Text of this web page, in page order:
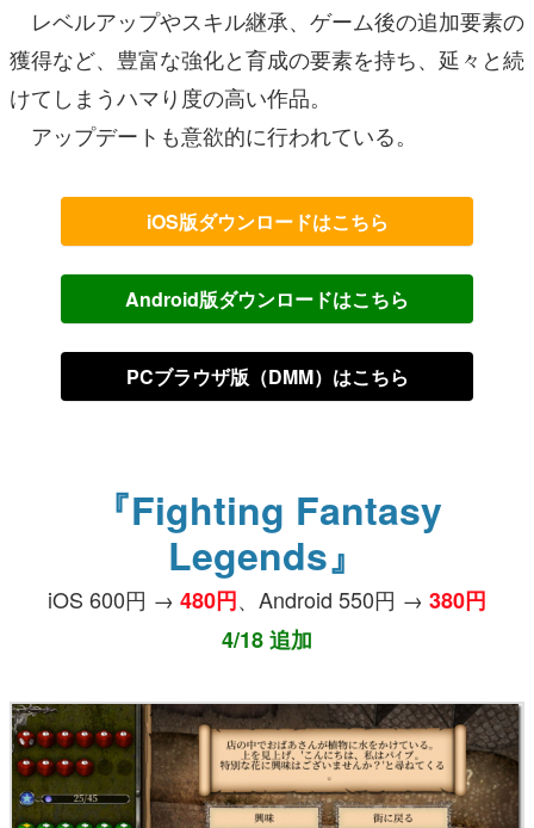
レベルアップやスキル継承、ゲーム後の追加要素の
獲得など、豊富な強化と育成の要素を持ち、延々と続
けてしまうハマり度の高い作品。
アップデートも意欲的に行われている。
iOS版ダウンロードはこちら
Android版ダウンロードはこちら
PCブラウザ版（DMM）はこちら
『Fighting Fantasy
Legends』
iOS 600円 → 480円、Android 550円 → 380円
4/18 追加